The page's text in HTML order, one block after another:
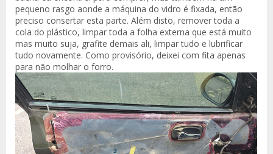
pequeno rasgo aonde a máquina do vidro é fixada, então
preciso consertar esta parte. Além disto, remover toda a
cola do plástico, limpar toda a folha externa que está muito
mas muito suja, grafite demais ali, limpar tudo e lubrificar
tudo novamente. Como provisório, deixei com fita apenas
para não molhar o forro.